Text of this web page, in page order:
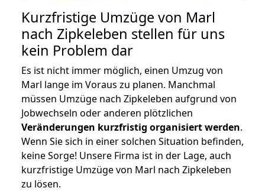
Kurzfristige Umzüge von Marl
nach Zipkeleben stellen für uns
kein Problem dar
Es ist nicht immer möglich, einen Umzug von
Marl lange im Voraus zu planen. Manchmal
müssen Umzüge nach Zipkeleben aufgrund von
Jobwechseln oder anderen plötzlichen
Veränderungen kurzfristig organisiert werden.
Wenn Sie sich in einer solchen Situation befinden,
keine Sorge! Unsere Firma ist in der Lage, auch
kurzfristige Umzüge von Marl nach Zipkeleben
zu lösen.